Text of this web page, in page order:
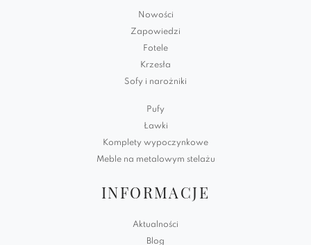
Nowości
Zapowiedzi
Fotele
Krzesła
Sofy i narożniki
Pufy
Ławki
Komplety wypoczynkowe
Meble na metalowym stelażu
INFORMACJE
Aktualności
Blog